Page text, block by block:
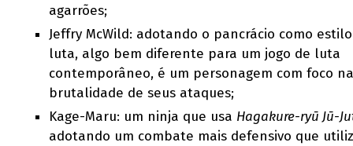
agarrões;
Jeffry McWild: adotando o pancrácio como
luta, algo bem diferente para um jogo de luta
contemporâneo, é um personagem com foco
brutalidade de seus ataques;
Kage-Maru: um ninja que usa Hagakure-ryū Jū-
adotando um combate mais defensivo que